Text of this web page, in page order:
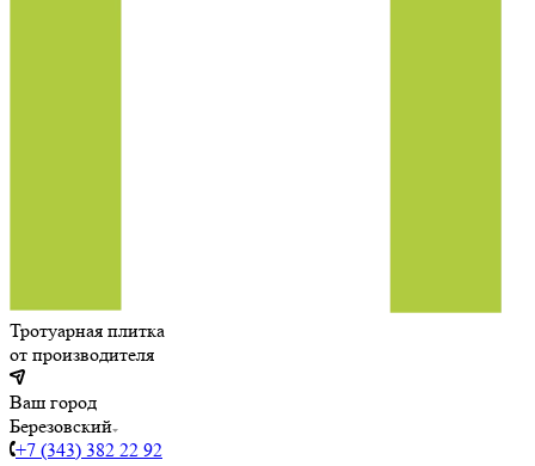
Тротуарная плитка
от производителя
Ваш город
Березовский
+7 (343) 382 22 92